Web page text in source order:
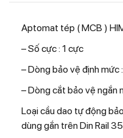
Aptomat tép ( MCB )
– Số cực : 1 cực
– Dòng bảo vệ định mức
– Dòng cắt bảo vệ ngắn
Loại cầu dao tự động
dùng gắn trên Din Rail